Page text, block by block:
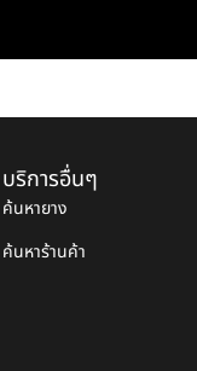
บริการอื่นๆ
ค้นหายาง
ค้นหาร้านค้า